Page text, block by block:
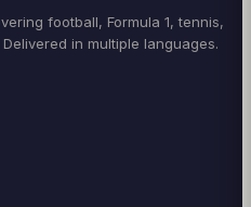
football, Formula 1, tennis,
in multiple languages.